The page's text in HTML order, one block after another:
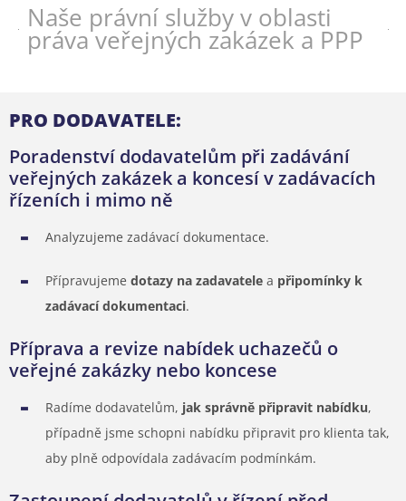
Naše právní služby v oblasti
práva veřejných zakázek a PPP
PRO DODAVATELE:
Poradenství dodavatelům při zadávání
veřejných zakázek a koncesí v zadávacích
řízeních i mimo ně
Analyzujeme zadávací dokumentace.
Přípravujeme dotazy na zadavatele a připomínky k
zadávací dokumentaci.
Příprava a revize nabídek uchazečů o
veřejné zakázky nebo koncese
Radíme dodavatelům, jak správně připravit nabídku,
případně jsme schopni nabídku připravit pro klienta tak,
aby plně odpovídala zadávacím podmínkám.